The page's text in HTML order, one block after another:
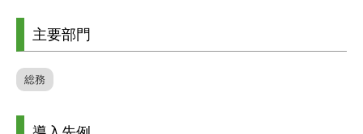
主要部門
総務